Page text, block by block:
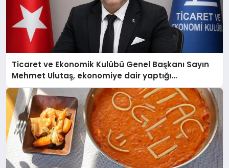
Ticaret ve Ekonomik Kulübü Genel Başkanı Sayın
Mehmet Ulutaş, ekonomiye dair yaptığı
açıklamada şunları kaydetti: